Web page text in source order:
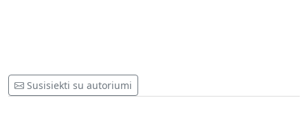
Susisiekti su autoriumi